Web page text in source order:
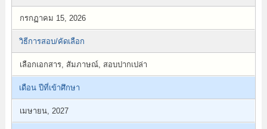
กรกฏาคม 15, 2026
วิธีการสอบ/คัดเลือก
เลือกเอกสาร, สัมภาษณ์, สอบปากเปล่า
เดือน ปีที่เข้าศึกษา
เมษายน, 2027